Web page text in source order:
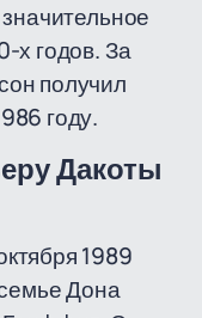
х годов. За
получил
году.
Дакоты
1989
Дона